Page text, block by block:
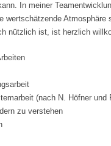
In meiner
wertschätzende
nützlich ist, ist herzlich
(nach N. Höfner
zu verstehen